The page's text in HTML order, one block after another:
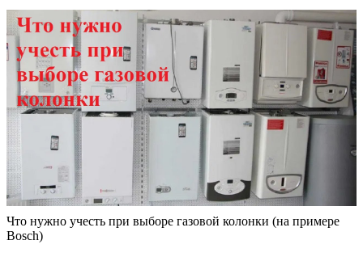
Что нужно учесть при выборе газовой колонки (на примере
Bosch)